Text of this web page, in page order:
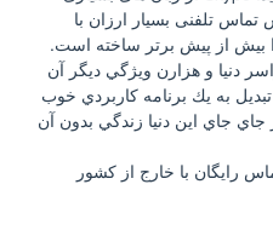
تماس تلفنی بسیار ارزان با
بیش از پیش برتر ساخته است.
دنيا و هزارن ويژگي ديگر آن
به يك برنامه كاربردي خوب
جاي اين دنيا زندگي بدون آن